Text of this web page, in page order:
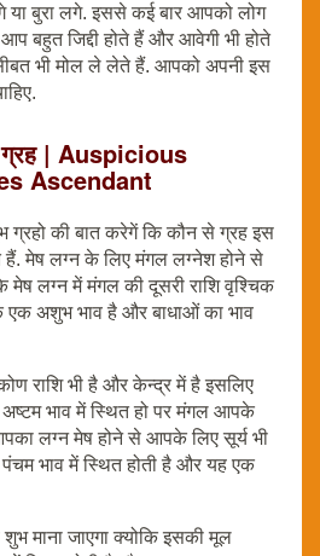
या बुरा लगे. इससे कई बार आपको लोग
बहुत जिद्दी होते हैं और आवेगी भी होते
भी मोल ले लेते हैं. आपको अपनी इस
| Auspicious
Ascendant
की बात करेगें कि कौन से ग्रह इस
मेष लग्न के लिए मंगल लग्नेश होने से
मेष लग्न में मंगल की दूसरी राशि वृश्चिक
एक अशुभ भाव है और बाधाओं का भाव
राशि भी है और केन्द्र में है इसलिए
भाव में स्थित हो पर मंगल आपके
लग्न मेष होने से आपके लिए सूर्य भी
पंचम भाव में स्थित होती है और यह एक
माना जाएगा क्योकि इसकी मूल